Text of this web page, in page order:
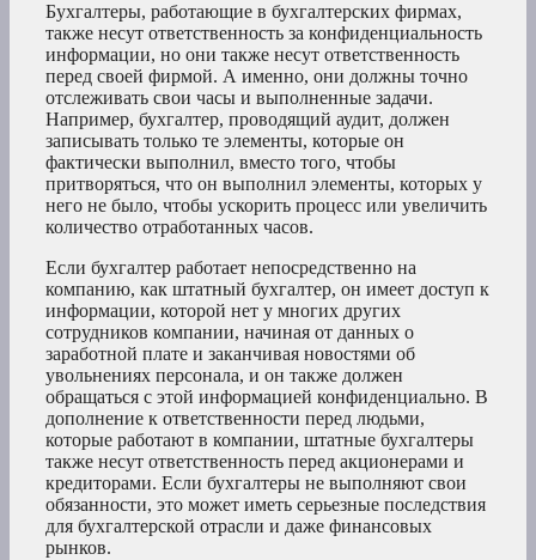
Бухгалтеры, работающие в бухгалтерских фирмах,
также несут ответственность за конфиденциальность
информации, но они также несут ответственность
перед своей фирмой. А именно, они должны точно
отслеживать свои часы и выполненные задачи.
Например, бухгалтер, проводящий аудит, должен
записывать только те элементы, которые он
фактически выполнил, вместо того, чтобы
притворяться, что он выполнил элементы, которых у
него не было, чтобы ускорить процесс или увеличить
количество отработанных часов.
Если бухгалтер работает непосредственно на
компанию, как штатный бухгалтер, он имеет доступ к
информации, которой нет у многих других
сотрудников компании, начиная от данных о
заработной плате и заканчивая новостями об
увольнениях персонала, и он также должен
обращаться с этой информацией конфиденциально. В
дополнение к ответственности перед людьми,
которые работают в компании, штатные бухгалтеры
также несут ответственность перед акционерами и
кредиторами. Если бухгалтеры не выполняют свои
обязанности, это может иметь серьезные последствия
для бухгалтерской отрасли и даже финансовых
рынков.